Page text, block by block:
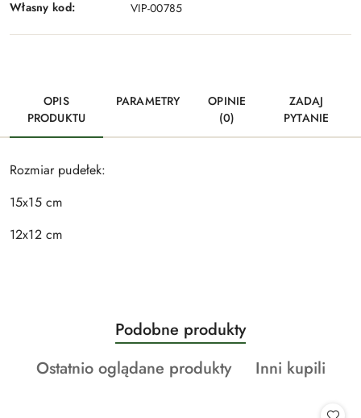
Własny kod: VIP-00785
OPIS
PRODUKTU
PARAMETRY
OPINIE
(0)
ZADAJ
PYTANIE
Rozmiar pudełek:
15x15 cm
12x12 cm
Pomiń karuzelę produktów
Produkty
o
statusie:
Podobne produkty
Produkty
Ostatnio oglądane produkty
Produkty
Inni kupili